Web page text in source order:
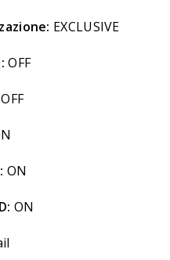
EXCLUSIVE
OFF
OFF
ON
ON